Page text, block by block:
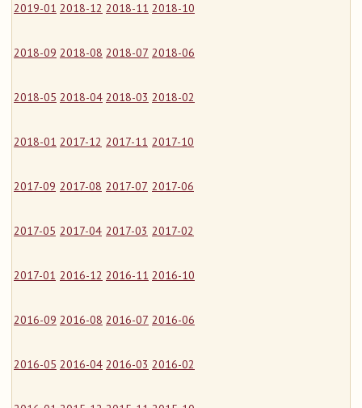
2019-01 2018-12 2018-11 2018-10
2018-09 2018-08 2018-07 2018-06
2018-05 2018-04 2018-03 2018-02
2018-01 2017-12 2017-11 2017-10
2017-09 2017-08 2017-07 2017-06
2017-05 2017-04 2017-03 2017-02
2017-01 2016-12 2016-11 2016-10
2016-09 2016-08 2016-07 2016-06
2016-05 2016-04 2016-03 2016-02